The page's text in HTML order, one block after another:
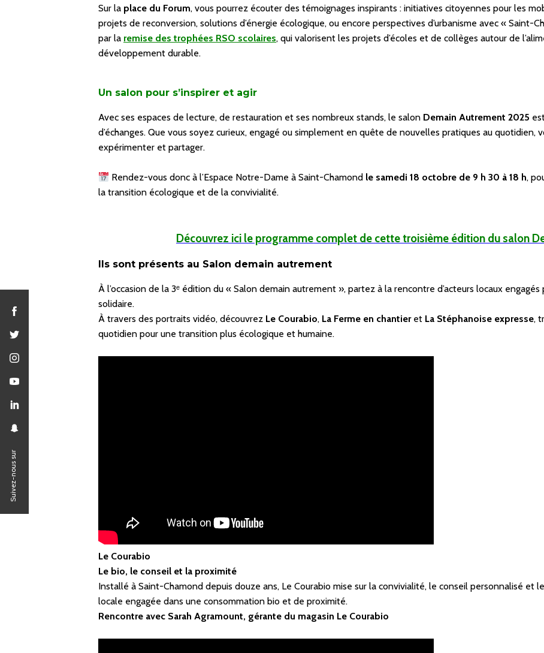
Suivez-nous sur
Sur la place du Forum, vous pourrez écouter des témoignages inspirants : initiatives citoyennes pour les
projets de reconversion, solutions d’énergie écologique, ou encore perspectives d’urbanisme avec « Saint-
par la remise des trophées RSO scolaires, qui valorisent les projets d’écoles et de collèges autour de
développement durable.
Un salon pour s’inspirer et agir
Avec ses espaces de lecture, de restauration et ses nombreux stands, le salon Demain Autrement 2025
d’échanges. Que vous soyez curieux, engagé ou simplement en quête de nouvelles pratiques au quotidien,
expérimenter et partager.
Rendez-vous donc à l’Espace Notre-Dame à Saint-Chamond le samedi 18 octobre de 9 h 30 à 18 h,
la transition écologique et de la convivialité.
Découvrez ici le programme complet de cette troisième édition du salon
Ils sont présents au Salon demain autrement
À l’occasion de la 3ᵉ édition du « Salon demain autrement », partez à la rencontre d’acteurs locaux
solidaire.
À travers des portraits vidéo, découvrez Le Courabio, La Ferme en chantieret La Stéphanoise expresse,
quotidien pour une transition plus écologique et humaine.
Le Courabio
Le bio, le conseil et la proximité
Installé à Saint-Chamond depuis douze ans, Le Courabio mise sur la convivialité, le conseil personnalisé et
locale engagée dans une consommation bio et de proximité.
Rencontre avec Sarah Agramount, gérante du magasin Le Courabio